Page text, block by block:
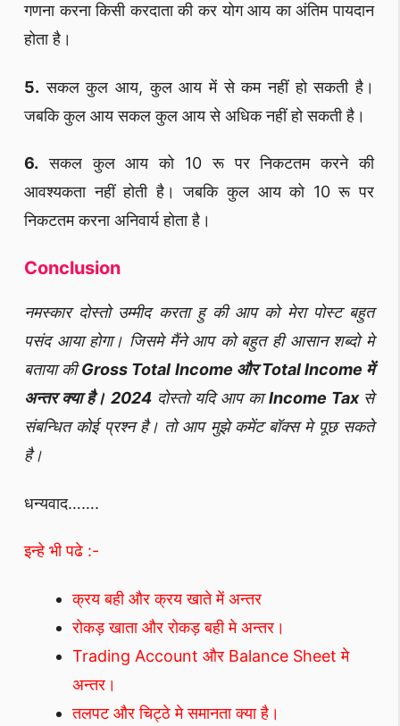
गणना करना किसी करदाता की कर योग आय का अंतिम पायदान
होता है।
5. सकल कुल आय, कुल आय में से कम नहीं हो सकती है।
जबकि कुल आय सकल कुल आय से अधिक नहीं हो सकती है।
6. सकल कुल आय को 10 रू पर निकटतम करने की
आवश्यकता नहीं होती है। जबकि कुल आय को 10 रू पर
निकटतम करना अनिवार्य होता है।
Conclusion
नमस्कार दोस्तो उम्मीद करता हु की आप को मेरा पोस्ट बहुत
पसंद आया होगा। जिसमे मैंने आप को बहुत ही आसान शब्दो मे
बताया कीGross Total Income और Total Income में
अन्तर क्या है। 2024 दोस्तो यदि आप काIncome Tax से
संबन्धित कोई प्रश्न है। तो आप मुझे कमेंट बॉक्स मे पूछ सकते
है।
धन्यवाद…….
इन्हे भी पढे :-
क्रय बही और क्रय खाते में अन्तर
रोकड़ खाता और रोकड़ बही मे अन्तर।
Trading Account और Balance Sheet मे
अन्तर।
तलपट और चिट्ठे मे समानता क्या है।